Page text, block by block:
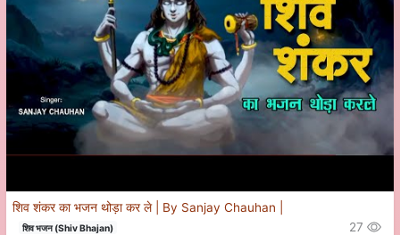
शिव शंकर का भजन थोड़ा कर ले | By Sanjay Chauhan |
शिव भजन (Shiv Bhajan) 27